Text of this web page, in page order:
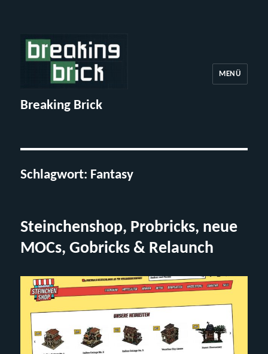
Breaking Brick
MENÜ
Schlagwort: Fantasy
Steinchenshop, Probricks, neue
MOCs, Gobricks & Relaunch